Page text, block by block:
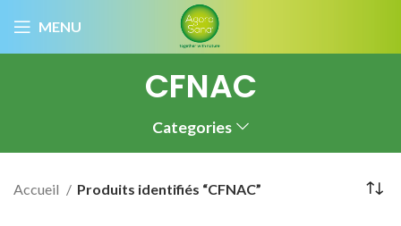
MENU
CFNAC
Categories
Accueil Produits identifiés “CFNAC”